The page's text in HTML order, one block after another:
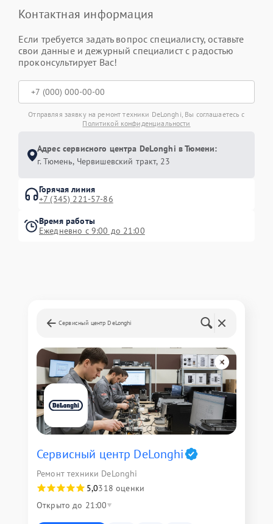
Контактная информация
Если требуется задать вопрос специалисту, оставьте
свои данные и дежурный специалист с радостью
проконсультирует Вас!
Отправляя заявку на ремонт техники DeLonghi, Вы соглашаетесь с
Политикой конфиденциальности
Адрес сервисного центра DeLonghi в Тюмени:
г. Тюмень, ​Червишевский тракт, 23
Горячая линия
+7 (345) 221-57-86
Время работы
Ежедневно с 9:00 до 21:00
Сервисный центр DeLonghi
Сервисный центр DeLonghi
Ремонт техники DeLonghi
5,0318 оценки
Открыто до 21:00